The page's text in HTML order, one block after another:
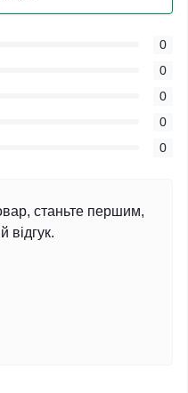
0
0
0
0
0
станьте першим,
відгук.